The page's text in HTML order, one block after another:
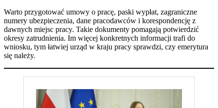
Warto przygotować umowy o pracę, paski wypłat, zagraniczne
numery ubezpieczenia, dane pracodawców i korespondencję z
dawnych miejsc pracy. Takie dokumenty pomagają potwierdzić
okresy zatrudnienia. Im więcej konkretnych informacji trafi do
wniosku, tym łatwiej urząd w kraju pracy sprawdzi, czy emerytura
się należy.